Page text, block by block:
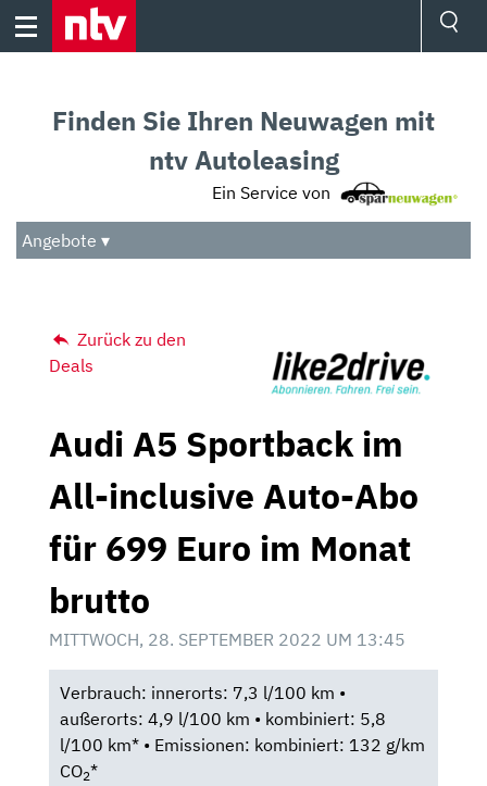
Skip
Audio
Das Beste
Finden Sie Ihren Neuwagen mit
ntv Autoleasing
Ein Service von
Angebote ▾
Zurück zu den
Deals
Audi A5 Sportback im
All-inclusive Auto-Abo
für 699 Euro im Monat
brutto
MITTWOCH, 28. SEPTEMBER 2022 UM 13:45
Verbrauch: innerorts: 7,3 l/100 km •
außerorts: 4,9 l/100 km • kombiniert: 5,8
l/100 km* • Emissionen: kombiniert: 132 g/km
CO2*